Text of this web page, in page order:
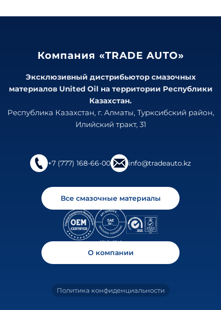
Компания «TRADE AUTO»
Эксклюзивный дистрибьютор смазочных
материалов United Oil на территории Республики
Казахстан.
Республика Казахстан, г. Алматы, Турксибский район,
Илийский тракт, 31
+7 (777) 168-66-00 info@tradeauto.kz
Все смазочные материалы
О компании
Политика конфиденциальности